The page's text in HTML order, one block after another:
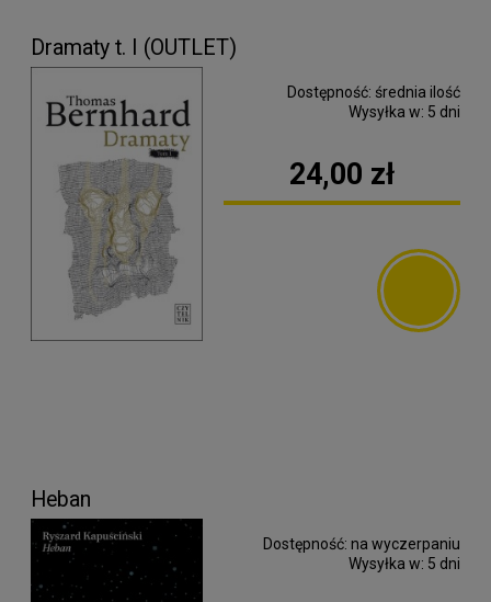
Dramaty t. I (OUTLET)
Dostępność: średnia ilość
Wysyłka w: 5 dni
24,00 zł
Heban
Dostępność: na wyczerpaniu
Wysyłka w: 5 dni